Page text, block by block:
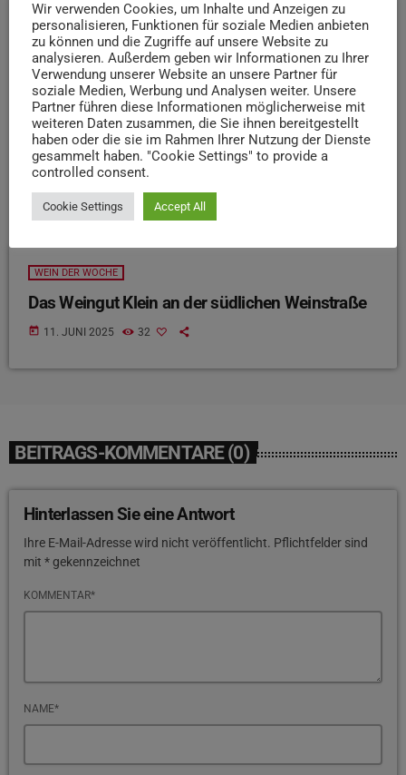
WEIN DER WOCHE
Das Weingut Klein an der südlichen Weinstraße
today 11. JUNI 2025 32
BEITRAGS-KOMMENTARE (0)
Hinterlassen Sie eine Antwort
Ihre E-Mail-Adresse wird nicht veröffentlicht. Pflichtfelder sind
mit * gekennzeichnet
KOMMENTAR*
NAME*
Wir verwenden Cookies, um Inhalte und Anzeigen zu
personalisieren, Funktionen für soziale Medien anbieten
zu können und die Zugriffe auf unsere Website zu
analysieren. Außerdem geben wir Informationen zu Ihrer
Verwendung unserer Website an unsere Partner für
soziale Medien, Werbung und Analysen weiter. Unsere
Partner führen diese Informationen möglicherweise mit
weiteren Daten zusammen, die Sie ihnen bereitgestellt
haben oder die sie im Rahmen Ihrer Nutzung der Dienste
gesammelt haben. "Cookie Settings" to provide a
controlled consent.
Cookie Settings Accept All